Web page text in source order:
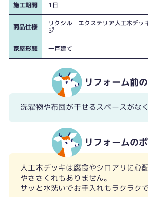
施工期間 1日
商品仕様
リクシル エクステリア人工木デ
ジ
家屋形態 一戸建て
リフォーム前
洗濯物や布団が干せるスペースがな
リフォームの
人工木デッキは腐食やシロアリに心
やささくれもありません。
サッと水洗いでお手入れもラクラクで